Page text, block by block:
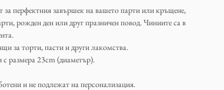
за перфектния завършек на вашето парти или кръщене,
рожден ден или друг празничен повод. Чиниите сa в
за торти, пасти и други лакомства.
размера 23cm (диаметър).
и не подлежат на персонализация.